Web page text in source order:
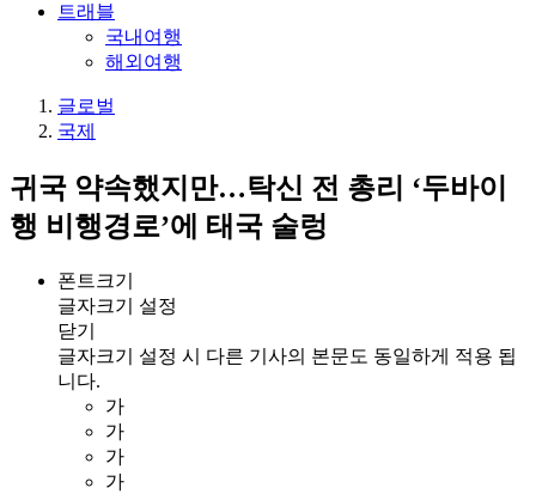
트래블
국내여행
해외여행
글로벌
국제
귀국 약속했지만…탁신 전 총리 ‘두바이
행 비행경로’에 태국 술렁
폰트크기
글자크기 설정
닫기
글자크기 설정 시 다른 기사의 본문도 동일하게 적용 됩
니다.
가
가
가
가